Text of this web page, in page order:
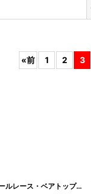
«前 1 2 3
[SALE品のため返品不可＆再入荷なしの現品限り][ERUKEI SETTAN]ブラック×ホワイト・チュールレース・ベアトップ・ビスチェ・ハート・スリット・マーメイド・ロングドレス[奈月セナ着用][送料無料]